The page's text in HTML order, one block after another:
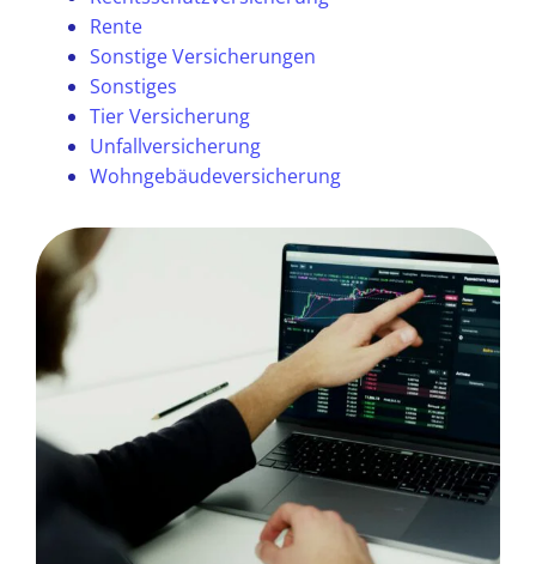
Rente
Sonstige Versicherungen
Sonstiges
Tier Versicherung
Unfallversicherung
Wohngebäudeversicherung